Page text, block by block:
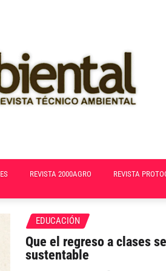
REVISTA 2000AGRO REVISTA
EDUCACIÓN
Que el regreso a clases
sustentable